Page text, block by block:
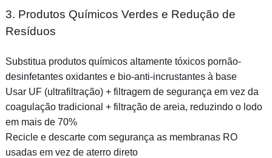
3. Produtos Químicos Verdes e Redução de
Resíduos
Substitua produtos químicos altamente tóxicos pornão-
desinfetantes oxidantes e bio-anti-incrustantes à base
Usar UF (ultrafiltração) + filtragem de segurança em vez da
coagulação tradicional + filtração de areia, reduzindo o lodo
em mais de 70%
Recicle e descarte com segurança as membranas RO
usadas em vez de aterro direto